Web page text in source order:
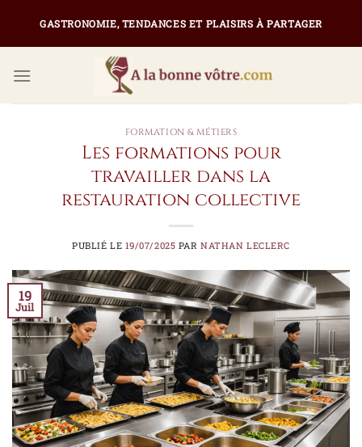
contenu
GASTRONOMIE, TENDANCES ET PLAISIRS À PARTAGER
FORMATION & MÉTIERS
Les formations pour
travailler dans la
restauration collective
PUBLIÉ LE 19/07/2025 PARNATHAN LECLERC
19
Juil